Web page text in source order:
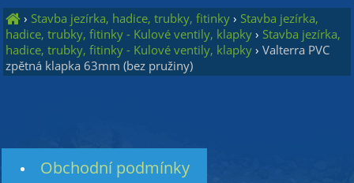
› Stavba jezírka, hadice, trubky, fitinky › Stavba jezírka,
hadice, trubky, fitinky - Kulové ventily, klapky › Stavba jezírka,
hadice, trubky, fitinky - Kulové ventily, klapky ›Valterra PVC
zpětná klapka 63mm (bez pružiny)
Obchodní podmínky